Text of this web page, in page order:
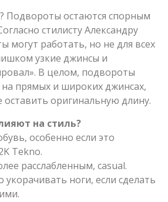
Подвороты остаются спорным
стилисту Александру
могут работать, но не для всех
узкие джинсы и
В целом, подвороты
прямых и широких джинсах,
оставить оригинальную длину.
на стиль?
особенно если это
Tekno.
расслабленным, casual.
ноги, если сделать